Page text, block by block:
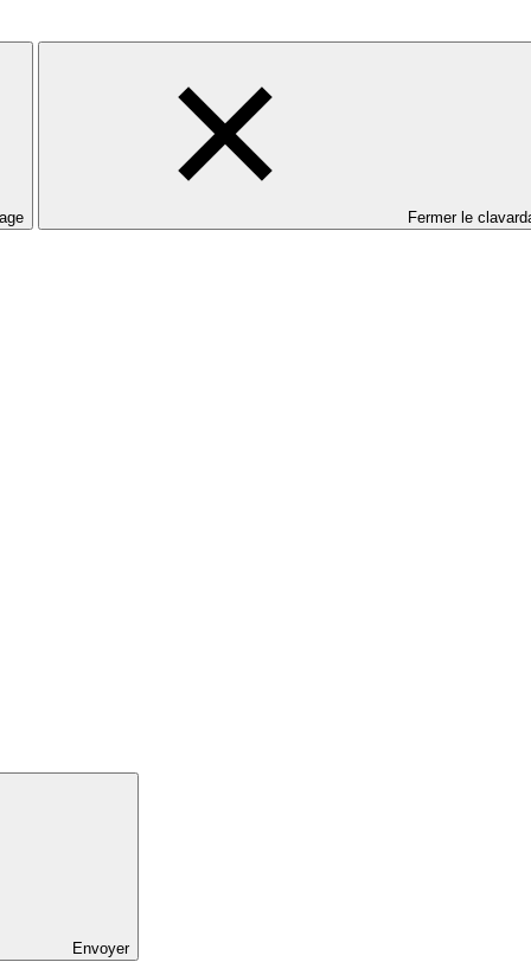
Fermer le
Envoyer